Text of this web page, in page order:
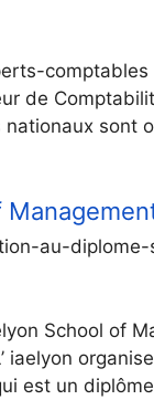
comptables
de
sont
au-
School of
est un